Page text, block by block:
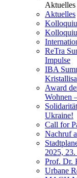
Aktuelles
Aktuelles
ReTra
Impulse
IBA
Award
Wohnen
Ukraine!
Call for
Nachruf
2025,
Prof. Dr.
Urbane